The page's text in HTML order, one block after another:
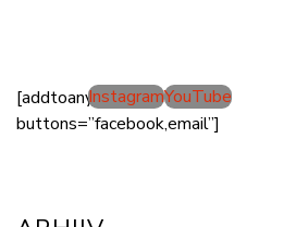
[addtoany
buttons=”facebook,email”]
InstagramYouTube